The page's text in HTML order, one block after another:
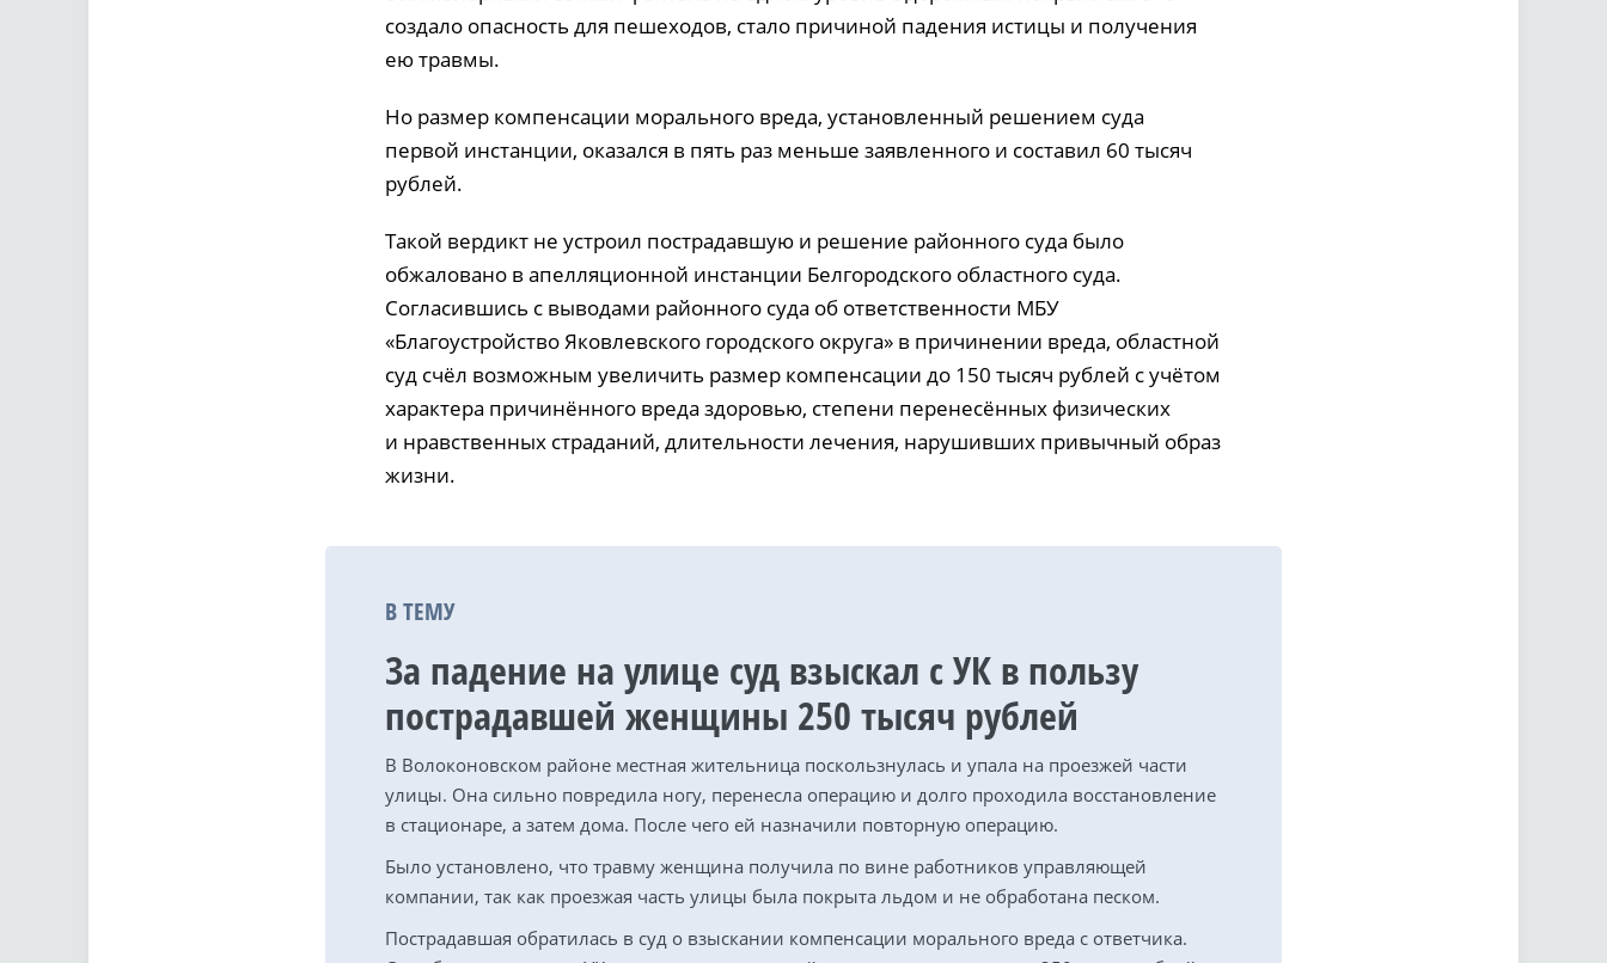
создало опасность для пешеходов, стало причиной падения истицы и получения
ею травмы.
Но размер компенсации морального вреда, установленный решением суда
первой инстанции, оказался в пять раз меньше заявленного и составил 60 тысяч
рублей.
Такой вердикт не устроил пострадавшую и решение районного суда было
обжаловано в апелляционной инстанции Белгородского областного суда.
Согласившись с выводами районного суда об ответственности МБУ
«Благоустройство Яковлевского городского округа» в причинении вреда, областной
суд счёл возможным увеличить размер компенсации до 150 тысяч рублей с учётом
характера причинённого вреда здоровью, степени перенесённых физических
и нравственных страданий, длительности лечения, нарушивших привычный образ
жизни.
В ТЕМУ
За падение на улице суд взыскал с УК в пользу
пострадавшей женщины 250 тысяч рублей
В Волоконовском районе местная жительница поскользнулась и упала на проезжей части
улицы. Она сильно повредила ногу, перенесла операцию и долго проходила восстановление
в стационаре, а затем дома. После чего ей назначили повторную операцию.
Было установлено, что травму женщина получила по вине работников управляющей
компании, так как проезжая часть улицы была покрыта льдом и не обработана песком.
Пострадавшая обратилась в суд о взыскании компенсации морального вреда с ответчика.